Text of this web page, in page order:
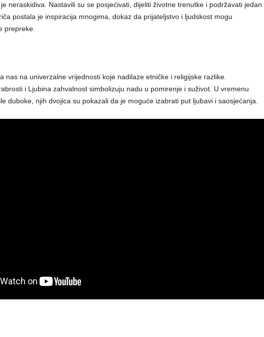
neraskidiva. Nastavili su se posjećivati, dijeliti životne trenutke i podržavati jedan
postala je inspiracija mnogima, dokaz da prijateljstvo i ljudskost mogu
prepreke.
nas na univerzalne vrijednosti koje nadilaze etničke i religijske razlike.
i Ljubina zahvalnost simbolizuju nadu u pomirenje i suživot. U vremenu
duboke, njih dvojica su pokazali da je moguće izabrati put ljubavi i saosjećanja.